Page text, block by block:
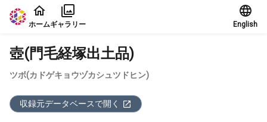
本文に飛ぶ
ホームギャラリー English
壺(門毛経塚出土品)
ツボ(カドゲキョウヅカシュツドヒン)
収録元データベースで開く